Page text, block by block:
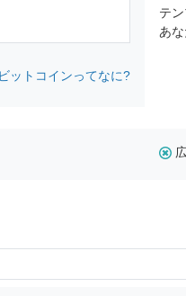
ビットコインってなに?
テ
あ